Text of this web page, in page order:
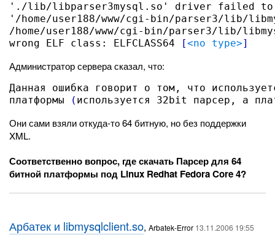
'./lib/libparser3mysql.so' driver failed
'/home/user188/www/cgi-bin/parser3/lib/
/home/user188/www/cgi-bin/parser3/lib/
wrong ELF class: ELFCLASS64
[<no type>]
Администратор сервера сказал, что:
Данная ошибка говорит о том, что
платформы
( используется 32bit парсер, а
Они сами взяли откуда-то 64 битную, но без поддержки
XML.
Соответственно вопрос, где скачать Парсер для 64
битной платформы под Linux Redhat Fedora Core 4?
Арбатек и libmysqlclient.so,Arbatek-Error 13.11.2006 19:55